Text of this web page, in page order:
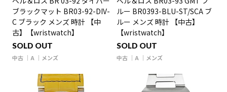
ブラックマット BR03-92-DIV-
C ブラック メンズ 時計 【中
古】【wristwatch】
SOLD OUT
中古 A メンズ
ルー BR0393-BLU-ST/SCA ブ
ルー メンズ 時計 【中古】
【wristwatch】
SOLD OUT
中古 A メンズ